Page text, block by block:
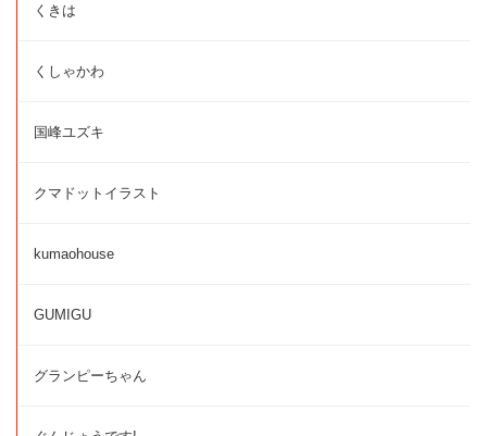
くきは
くしゃかわ
国峰ユズキ
クマドットイラスト
kumaohouse
GUMIGU
グランピーちゃん